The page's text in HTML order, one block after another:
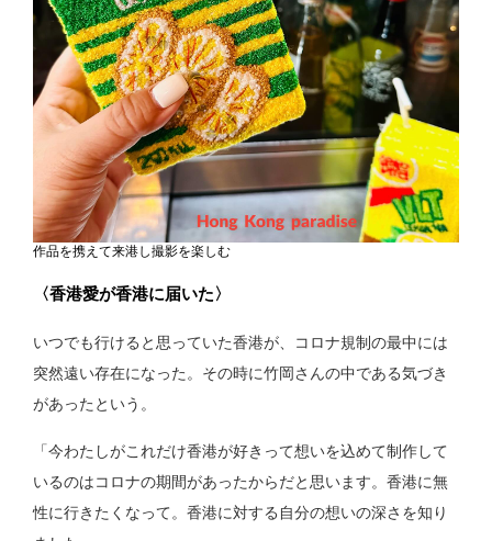
作品を携えて来港し撮影を楽しむ
〈香港愛が香港に届いた〉
いつでも行けると思っていた香港が、コロナ規制の最中には
突然遠い存在になった。その時に竹岡さんの中である気づき
があったという。
「今わたしがこれだけ香港が好きって想いを込めて制作して
いるのはコロナの期間があったからだと思います。香港に無
性に行きたくなって。香港に対する自分の想いの深さを知り